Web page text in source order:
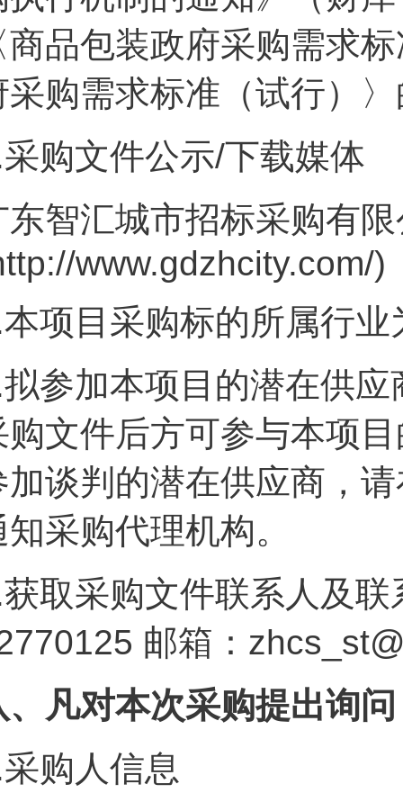
商品包装政府采购需求
采购需求标准（试行）
采购文件公示/下载媒体
东智汇城市招标采购有
www.gdzhcity.com/)
本项目采购标的所属行
拟参加本项目的潜在供
购文件后方可参与本项
加谈判的潜在供应商，
知采购代理机构。
获取采购文件联系人及
邮箱：
、凡对本次采购提出询
采购人信息